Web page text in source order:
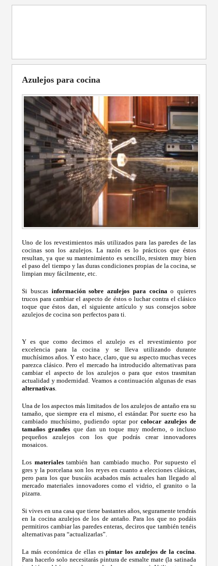
Azulejos para cocina
Uno de los revestimientos más utilizados para las paredes de las
cocinas son los azulejos. La razón es lo prácticos que éstos
resultan, ya que su mantenimiento es sencillo, resisten muy bien
el paso del tiempo y las duras condiciones propias de la cocina, se
limpian muy fácilmente, etc.
Si buscas información sobre azulejos para cocina o quieres
trucos para cambiar el aspecto de éstos o luchar contra el clásico
toque que éstos dan, el siguiente artículo y sus consejos sobre
azulejos de cocina son perfectos para ti.
Y es que como decimos el azulejo es el revestimiento por
excelencia para la cocina y se lleva utilizando durante
muchísimos años. Y esto hace, claro, que su aspecto muchas veces
parezca clásico. Pero el mercado ha introducido alternativas para
cambiar el aspecto de los azulejos o para que estos trasmitan
actualidad y modernidad. Veamos a continuación algunas de esas
alternativas
Una de los aspectos más limitados de los azulejos de antaño era su
tamaño, que siempre era el mismo, el estándar. Por suerte eso ha
cambiado muchísimo, pudiendo optar por colocar azulejos de
tamaños grandes que dan un toque muy moderno, o incluso
pequeños azulejos con los que podrás crear innovadores
mosaicos.
Los materialestambién han cambiado mucho. Por supuesto el
gres y la porcelana son los reyes en cuanto a elecciones clásicas,
pero para los que buscáis acabados más actuales han llegado al
mercado materiales innovadores como el vidrio, el granito o la
pizarra.
Si vives en una casa que tiene bastantes años, seguramente tendrás
en la cocina azulejos de los de antaño. Para los que no podáis
permitiros cambiar las paredes enteras, deciros que también tenéis
alternativas para “actualizarlas”.
La más económica de ellas espintar los azulejos de la cocina
Para hacerlo solo necesitarás pintura de esmalte mate (la satinada